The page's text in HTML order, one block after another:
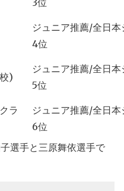
ジュニア推薦/全日本
4位
)
ジュニア推薦/全日本
5位
ラ
ジュニア推薦/全日本
6位
選手と三原舞依選手で